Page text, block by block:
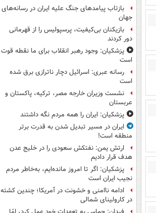
بازتاب پیامدهای جنگ علیه ایران در رسانه‌های
جهان
بازیکنان بی‌کیفیت، پرسپولیس را از قهرمانی
دور کردند
پزشکیان: وجود رهبر انقلاب برای ما نقطه قوت
است
رسانه عبری: اسرائیل دچار ناترازی برق شده
است
نشست وزیران خارجه مصر، ترکیه، پاکستان و
عربستان
پزشکیان: ایران را همه مردم نگه داشتند
ایران در مسیر تبدیل شدن به قدرت برتر
منطقه است!
ارتش یمن: نفتکش سعودی را در خلیج عدن
هدف قرار دادیم
پزشکیان: اگر تا امروز مانده‌ایم، به‌خاطر مردم
نجیب ایران است
ادامه ناامنی و خشونت در آمریکا؛ چندین کشته
در کارولینای شمالی